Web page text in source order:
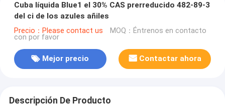
Cuba líquida Blue1 el 30% CAS prerreducido 482-89-3
del ci de los azules añiles
Precio：Please contact us MOQ：Éntrenos en contacto
con por favor
Mejor precio Contactar ahora
Descripción De Producto